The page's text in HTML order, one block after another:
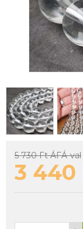
5 730 FtÁFÁ-val
3 440